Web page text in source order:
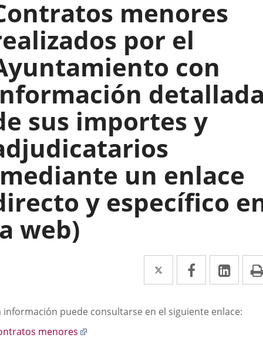
menores
por el
con
sus importes y
un enlace
y específico
web)
Twitter
Enlace
a
una
Facebook
Enlace
a
una
a
una
información puede consultarse en el siguiente enlace:
menores